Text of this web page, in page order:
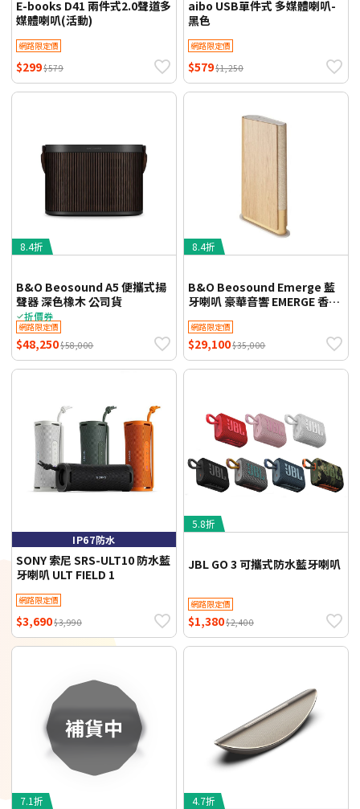
E-books D41 兩件式2.0聲道多
媒體喇叭(活動)
網路限定價
$299$579
aibo USB單件式 多媒體喇叭-
黑色
網路限定價
$579$1,250
8.4折
B&O Beosound A5 便攜式揚
聲器 深色橡木 公司貨
折價券
網路限定價
$48,250$58,000
8.4折
B&O Beosound Emerge 藍
牙喇叭 豪華音響 EMERGE 香檳
網路限定價
$29,100$35,000
IP67防水
SONY 索尼 SRS-ULT10 防水藍
牙喇叭 ULT FIELD 1
網路限定價
$3,690$3,990
5.8折
JBL GO 3 可攜式防水藍牙喇叭
網路限定價
$1,380$2,400
7.1折
4.7折